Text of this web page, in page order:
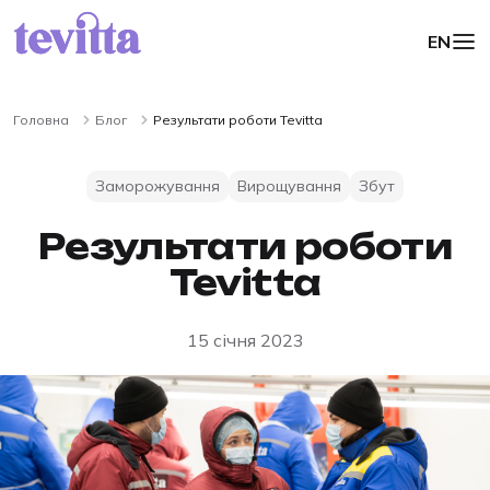
EN
Головна Блог Результати роботи Tevitta
Заморожування Вирощування Збут
Результати роботи
Tevitta
15 січня 2023